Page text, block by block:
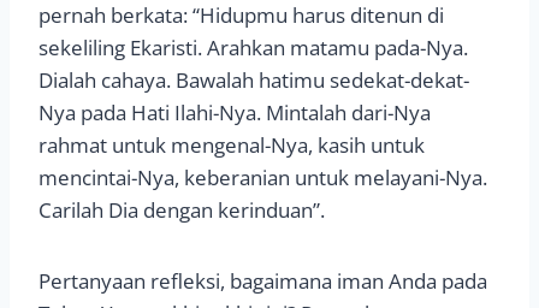
pernah berkata: “Hidupmu harus ditenun di
sekeliling Ekaristi. Arahkan matamu pada-Nya.
Dialah cahaya. Bawalah hatimu sedekat-dekat-
Nya pada Hati Ilahi-Nya. Mintalah dari-Nya
rahmat untuk mengenal-Nya, kasih untuk
mencintai-Nya, keberanian untuk melayani-Nya.
Carilah Dia dengan kerinduan”.
Pertanyaan refleksi, bagaimana iman Anda pada